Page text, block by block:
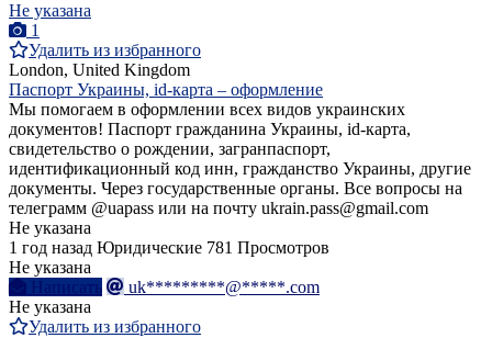
Не указана
1
Удалить из избранного
London, United Kingdom
Паспорт Украины, id-карта – оформление
Мы помогаем в оформлении всех видов украинских
документов! Паспорт гражданина Украины, id-карта,
свидетельство о рождении, загранпаспорт,
идентификационный код инн, гражданство Украины, другие
документы. Через государственные органы. Все вопросы на
телеграмм @uapass или на почту ukrain.pass@gmail.com
Не указана
1 год назад Юридические 781 Просмотров
Не указана
Написать
uk*********@*****.com
Не указана
Удалить из избранного